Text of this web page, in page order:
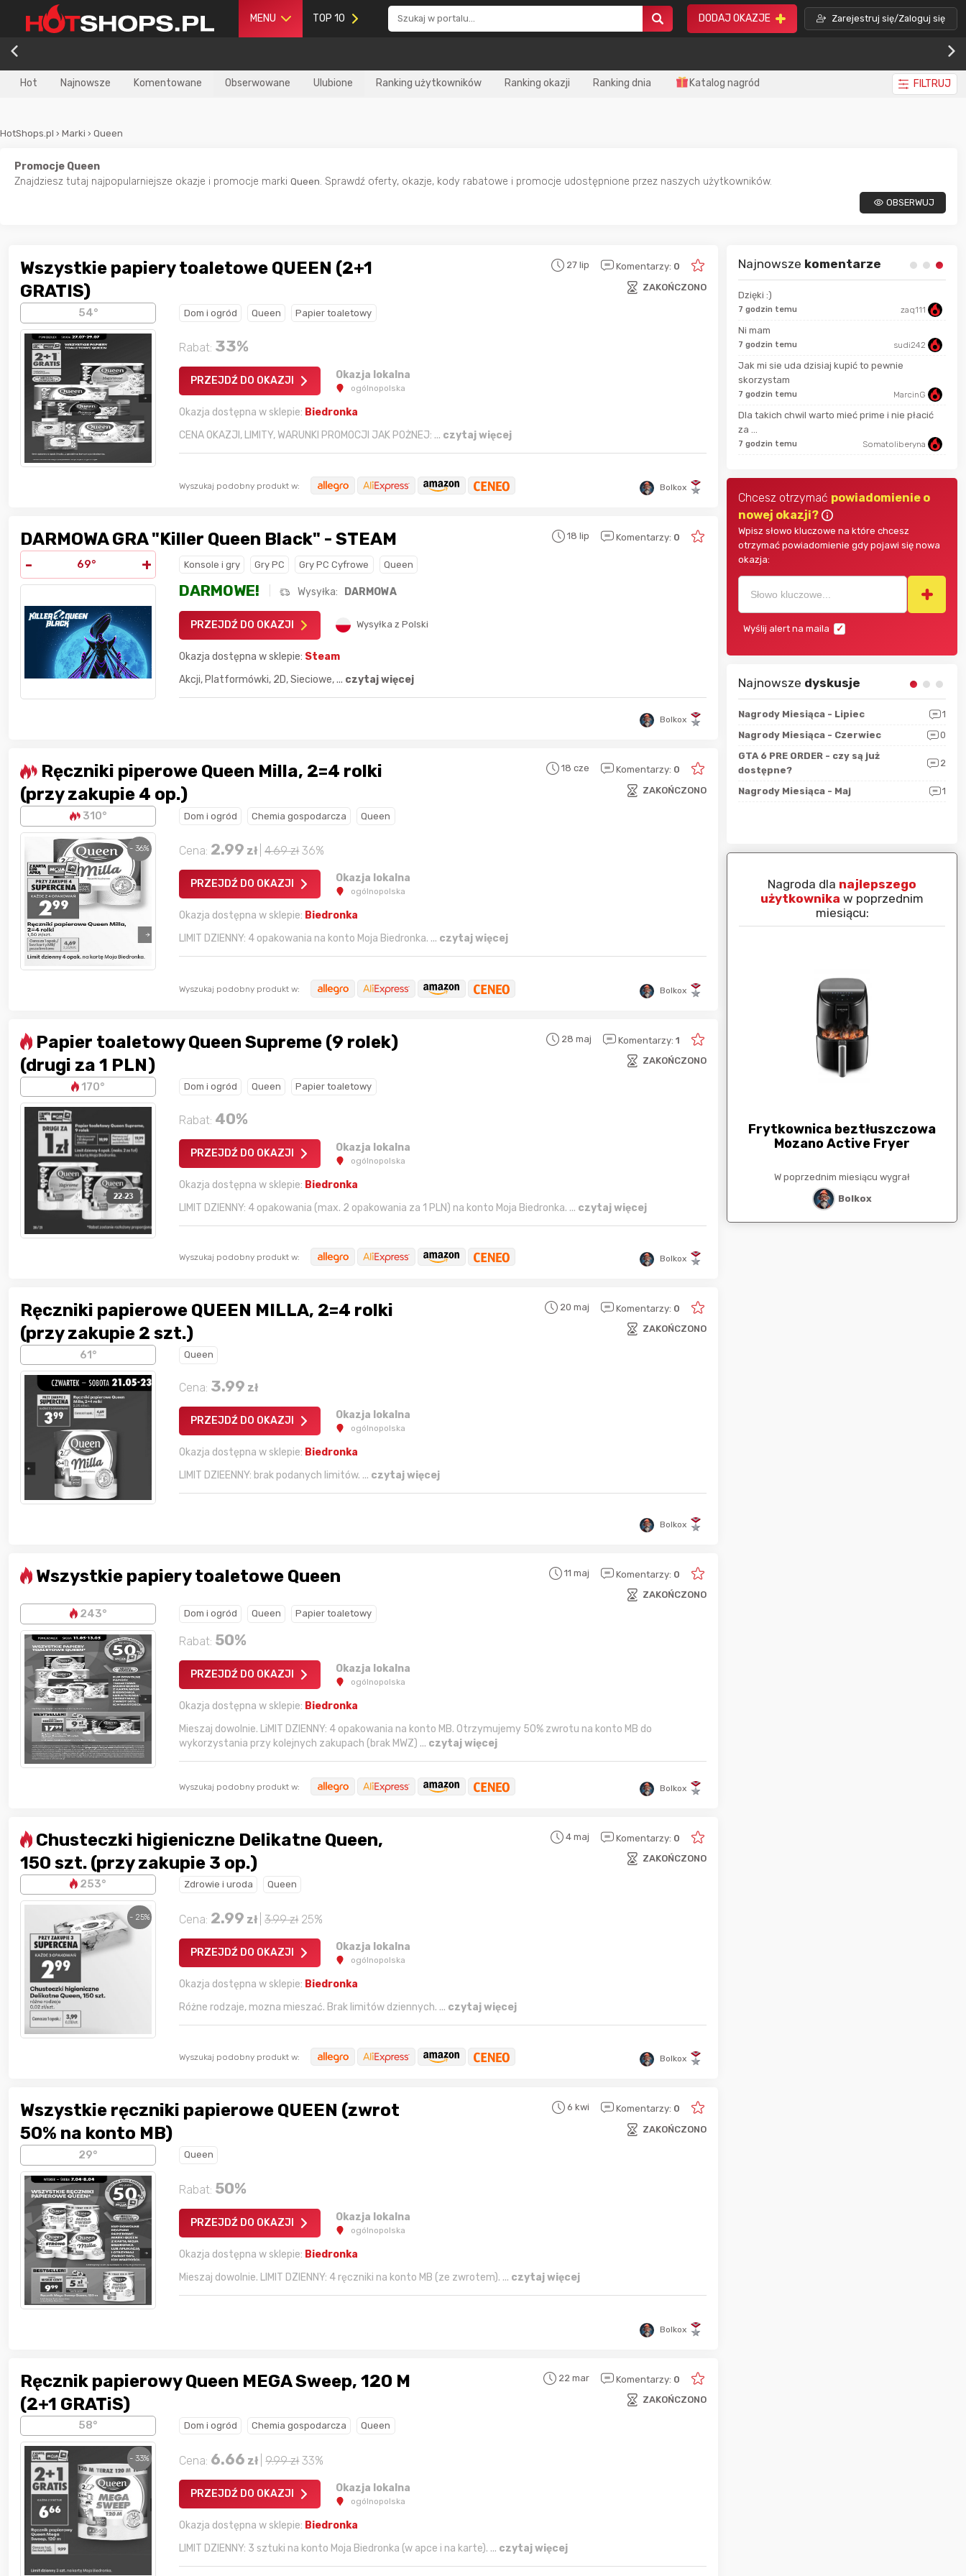
MENU TOP 10 DODAJ OKAZJE Zarejestruj się/Zaloguj się
Hot Najnowsze Komentowane Obserwowane Ulubione Ranking użytkowników Ranking okazji Ranking dnia Katalog nagród FILTRUJ
HotShops.pl › Marki › Queen
Promocje Queen
Znajdziesz tutaj najpopularniejsze okazje i promocje marki Queen. Sprawdź oferty, okazje, kody rabatowe i promocje udostępnione przez naszych użytkowników.
OBSERWUJ
Wszystkie papiery toaletowe QUEEN (2+1
GRATIS)
27 lip Komentarzy: 0
ZAKOŃCZONO
54° Dom i ogród Queen Papier toaletowy
Rabat: 33%
PRZEJDŹ DO OKAZJI Okazja lokalna
ogólnopolska
Okazja dostępna w sklepie: Biedronka
CENA OKAZJI, LIMITY, WARUNKI PROMOCJI JAK POŻNEJ: ... czytaj więcej
Wyszukaj podobny produkt w: Bolkox
DARMOWA GRA "Killer Queen Black" - STEAM 18 lip Komentarzy: 0
- 69° + Konsole i gry Gry PC Gry PC Cyfrowe Queen
DARMOWE! Wysyłka: DARMOWA
PRZEJDŹ DO OKAZJI Wysyłka z Polski
Okazja dostępna w sklepie: Steam
Akcji, Platformówki, 2D, Sieciowe, ... czytaj więcej
Bolkox
Ręczniki piperowe Queen Milla, 2=4 rolki
(przy zakupie 4 op.)
18 cze Komentarzy: 0
ZAKOŃCZONO
310° Dom i ogród Chemia gospodarcza Queen
- 36% Cena: 2.99 zł 4.69zł 36%
PRZEJDŹ DO OKAZJI Okazja lokalna
ogólnopolska
Okazja dostępna w sklepie: Biedronka
LIMIT DZIENNY: 4 opakowania na konto Moja Biedronka. ... czytaj więcej
Wyszukaj podobny produkt w: Bolkox
Papier toaletowy Queen Supreme (9 rolek)
(drugi za 1 PLN)
28 maj Komentarzy: 1
ZAKOŃCZONO
170° Dom i ogród Queen Papier toaletowy
Rabat: 40%
PRZEJDŹ DO OKAZJI Okazja lokalna
ogólnopolska
Okazja dostępna w sklepie: Biedronka
LIMIT DZIENNY: 4 opakowania (max. 2 opakowania za 1 PLN) na konto Moja Biedronka. ... czytaj więcej
Wyszukaj podobny produkt w: Bolkox
Ręczniki papierowe QUEEN MILLA, 2=4 rolki
(przy zakupie 2 szt.)
20 maj Komentarzy: 0
ZAKOŃCZONO
61° Queen
Cena: 3.99 zł
PRZEJDŹ DO OKAZJI Okazja lokalna
ogólnopolska
Okazja dostępna w sklepie: Biedronka
LIMIT DZIEENNY: brak podanych limitów. ... czytaj więcej
Bolkox
Wszystkie papiery toaletowe Queen 11 maj Komentarzy: 0
ZAKOŃCZONO
243° Dom i ogród Queen Papier toaletowy
Rabat: 50%
PRZEJDŹ DO OKAZJI Okazja lokalna
ogólnopolska
Okazja dostępna w sklepie: Biedronka
Mieszaj dowolnie. LiMIT DZIENNY: 4 opakowania na konto MB. Otrzymujemy 50% zwrotu na konto MB do
wykorzystania przy kolejnych zakupach (brak MWZ) ... czytaj więcej
Wyszukaj podobny produkt w: Bolkox
Chusteczki higieniczne Delikatne Queen,
150 szt. (przy zakupie 3 op.)
4 maj Komentarzy: 0
ZAKOŃCZONO
253° Zdrowie i uroda Queen
- 25% Cena: 2.99 zł 3.99zł 25%
PRZEJDŹ DO OKAZJI Okazja lokalna
ogólnopolska
Okazja dostępna w sklepie: Biedronka
Różne rodzaje, mozna mieszać. Brak limitów dziennych. ... czytaj więcej
Wyszukaj podobny produkt w: Bolkox
Wszystkie ręczniki papierowe QUEEN (zwrot
50% na konto MB)
6 kwi Komentarzy: 0
ZAKOŃCZONO
29° Queen
Rabat: 50%
PRZEJDŹ DO OKAZJI Okazja lokalna
ogólnopolska
Okazja dostępna w sklepie: Biedronka
Mieszaj dowolnie. LIMIT DZIENNY: 4 ręczniki na konto MB (ze zwrotem). ... czytaj więcej
Bolkox
Ręcznik papierowy Queen MEGA Sweep, 120 M
(2+1 GRATiS)
22 mar Komentarzy: 0
ZAKOŃCZONO
58° Dom i ogród Chemia gospodarcza Queen
- 33% Cena: 6.66 zł 9.99zł 33%
PRZEJDŹ DO OKAZJI Okazja lokalna
ogólnopolska
Okazja dostępna w sklepie: Biedronka
LIMIT DZIENNY: 3 sztuki na konto Moja Biedronka (w apce i na karte). ... czytaj więcej
Najnowsze komentarze
zaq111
7 godzin temu MarcinG
7 godzin temu
48 minut temu
Dzięki :)
7 godzin temu zaq111
Ni mam
7 godzin temu sudi242
Jak mi sie uda dzisiaj kupić to pewnie
skorzystam
7 godzin temu MarcinG
Dla takich chwil warto mieć prime i nie płacić
za ...
7 godzin temu Somatoliberyna
Chcesz otrzymać powiadomienie o
nowej okazji?
Wpisz słowo kluczowe na które chcesz
otrzymać powiadomienie gdy pojawi się nowa
okazja:
Wyślij alert na maila
Najnowsze dyskusje
Sferis - czemu odstrasza?
Katalog nagród
Nagrody Miesiąca - Marzec
Nagrody Miesiąca - Lipiec
1
Nagrody Miesiąca - Czerwiec
0
GTA 6 PRE ORDER - czy są już
dostępne?
2
Nagrody Miesiąca - Maj 1
najlepszego
w poprzednim
beztłuszczowa
Active Fryer
miesiącu wygrał
Bolkox
Nagroda dlanajlepszego
użytkownikaw tym miesiącu:
Gofrownica GÖTZE & JENSEN
DW900 1600W
Nagroda zanajlepiej ocenianą
okazjęw tym miesiącu:
Nagroda dla najlepszego
użytkownika w poprzednim
miesiącu:
Frytkownica beztłuszczowa
Mozano Active Fryer
W poprzednim miesiącu wygrał
Bolkox